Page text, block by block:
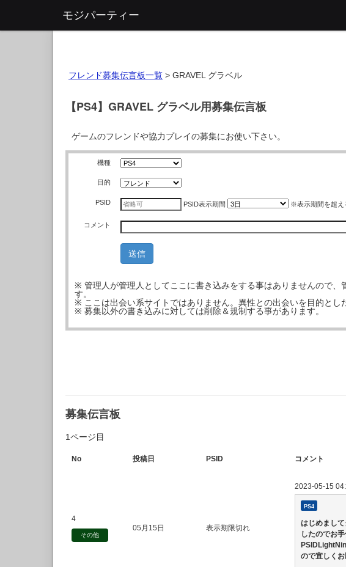
モジパーティー
フレンド募集伝言板一覧 > GRAVEL グラベル
【PS4】GRAVEL グラベル用募集伝言板
ゲームのフレンドや協力プレイの募集にお使い下さい。
機種
目的
PSID PSID表示期間 ※表示期間を超え
コメント
※ 管理人が管理人としてここに書き込みをする事はありませんので
す。
※ ここは出会い系サイトではありません。異性との出会いを目的とし
※ 募集以外の書き込みに対しては削除＆規制する事があります。
募集伝言板
1ページ目
No 投稿日 PSID コメント
4
その他
05月15日 表示期限切れ
2023-05-15
PS4
はじめまし
したのでお
ので宜しくお